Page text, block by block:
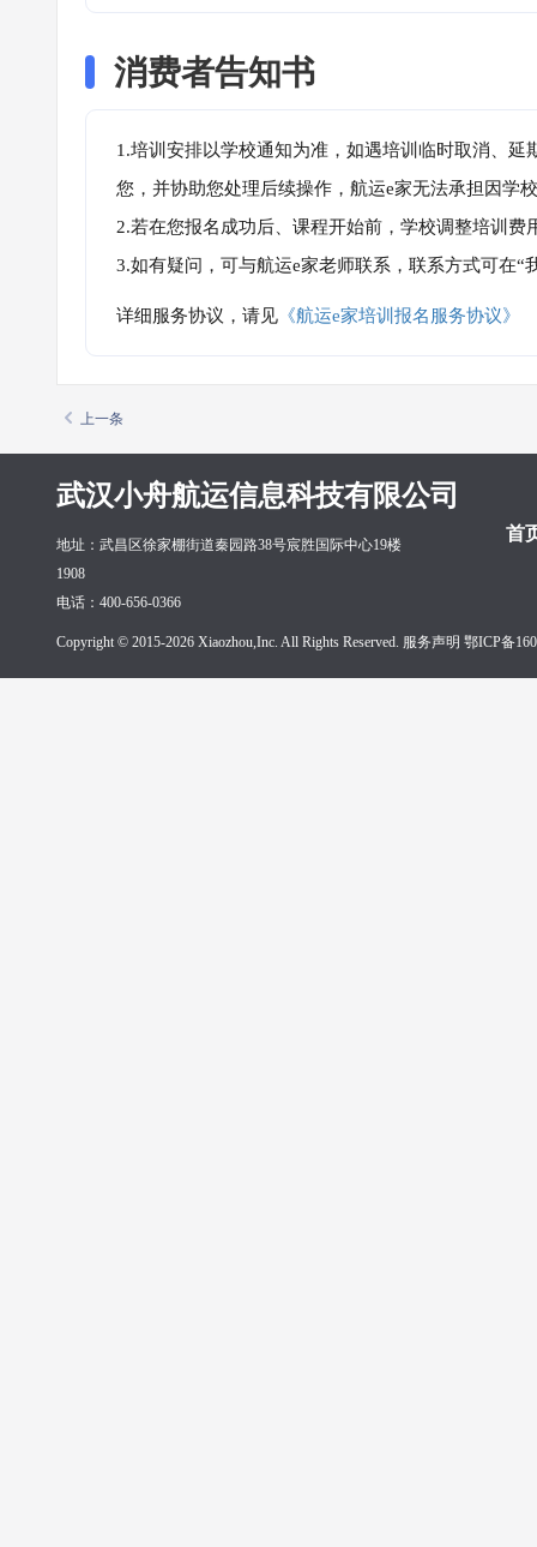
消费者告知书
1.培训安排以学校通知为准，如遇培训临时取消、
您，并协助您处理后续操作，航运e家无法承担因学
2.若在您报名成功后、课程开始前，学校调整培训
3.如有疑问，可与航运e家老师联系，联系方式可在
详细服务协议，请见 《航运e家培训报名服务协议》
上一条
武汉小舟航运信息科技有限公司
首
地址：武昌区徐家棚街道秦园路38号宸胜国际中心19楼
1908
电话：400-656-0366
Copyright © 2015-2026 Xiaozhou,Inc. All Rights Reserved. 服务声明 鄂ICP备